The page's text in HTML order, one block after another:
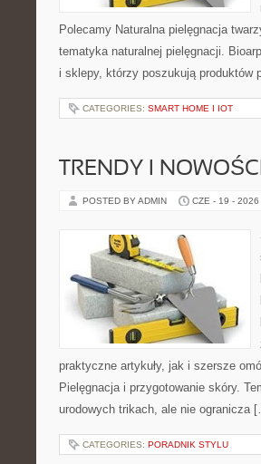
Polecamy Naturalna pielęgnacja
tematyka naturalnej pielęgnacji.
i sklepy, którzy poszukują
CATEGORIES: SMART HOME I IOT
TRENDY I NOWOŚCI
POSTED BY ADMIN CZE - 19 - 2026
praktyczne artykuły, jak i szersze
Pielęgnacja i przygotowanie skóry.
urodowych trikach, ale nie ogranicza
CATEGORIES: PORADNIK STYLU